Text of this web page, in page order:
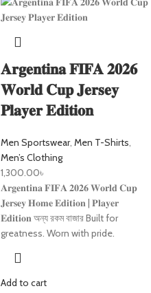
𝐀𝐫𝐠𝐞𝐧𝐭𝐢𝐧𝐚 𝐅𝐈𝐅𝐀 𝟐𝟎𝟐𝟔
𝐖𝐨𝐫𝐥𝐝 𝐂𝐮𝐩 𝐉𝐞𝐫𝐬𝐞𝐲
𝐏𝐥𝐚𝐲𝐞𝐫 𝐄𝐝𝐢𝐭𝐢𝐨𝐧
Men Sportswear, Men T-Shirts,
Men’s Clothing
1,300.00৳
𝐀𝐫𝐠𝐞𝐧𝐭𝐢𝐧𝐚 𝐅𝐈𝐅𝐀 𝟐𝟎𝟐𝟔 𝐖𝐨𝐫𝐥𝐝 𝐂𝐮𝐩
𝐉𝐞𝐫𝐬𝐞𝐲 𝐇𝐨𝐦𝐞 𝐄𝐝𝐢𝐭𝐢𝐨𝐧 | 𝐏𝐥𝐚𝐲𝐞𝐫
𝐄𝐝𝐢𝐭𝐢𝐨𝐧 অন্য রকম বাজার Built for
greatness. Worn with pride.
Add to cart